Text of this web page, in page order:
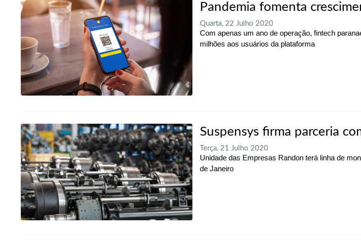
Pandemia fomenta
Quarta, 22 Julho 2020
Com apenas um ano de operação, fintech
milhões aos usuários da plataforma
Suspensys firma parceria
Terça, 21 Julho 2020
Unidade das Empresas Randon terá linha de
de Janeiro